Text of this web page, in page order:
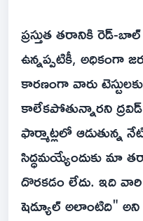
ప్రస్తుత తరానికి రెడ్-
ఉన్నప్పటికీ, అధికంగా
కారణంగా వారు
కాలేకపోతున్నారని
ఫార్మాట్లలో ఆడుతున్న
సిద్ధమయ్యేందుకు మా
దొరకడం లేదు. ఇది వారి
షెడ్యూల్ అలాంటిది" అని